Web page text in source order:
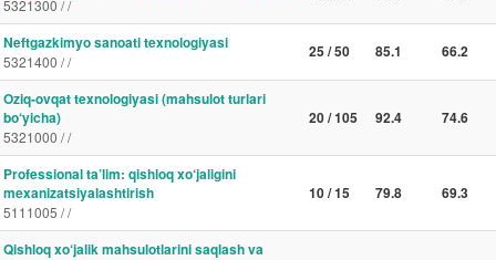
5321300 / /
Neftgazkimyo sanoati texnologiyasi
5321400 / /
25 / 50 85.1 66.2
Oziq-ovqat texnologiyasi (mahsulot turlari
bo‘yicha)
5321000 / /
20 / 105 92.4 74.6
Professional ta’lim: qishloq xo‘jaligini
mexanizatsiyalashtirish
5111005 / /
10 / 15 79.8 69.3
Qishloq xo‘jalik mahsulotlarini saqlash va